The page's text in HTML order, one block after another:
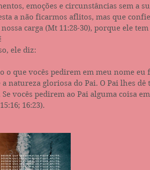
emoções e circunstâncias sem a
a não ficarmos aflitos, mas que
carga (Mt 11:28-30), porque ele
ele diz:
o que vocês pedirem em meu nome
a natureza gloriosa do Pai. O Pai lhes
vocês pedirem ao Pai alguma coisa
16:23).